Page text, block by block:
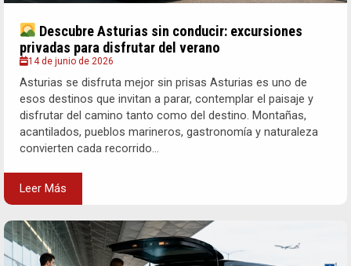
Descubre Asturias sin conducir: excursiones
privadas para disfrutar del verano
14 de junio de 2026
Asturias se disfruta mejor sin prisas Asturias es uno de
esos destinos que invitan a parar, contemplar el paisaje y
disfrutar del camino tanto como del destino. Montañas,
acantilados, pueblos marineros, gastronomía y naturaleza
convierten cada recorrido...
Leer Más